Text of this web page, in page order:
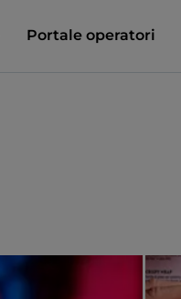
Portale operatori